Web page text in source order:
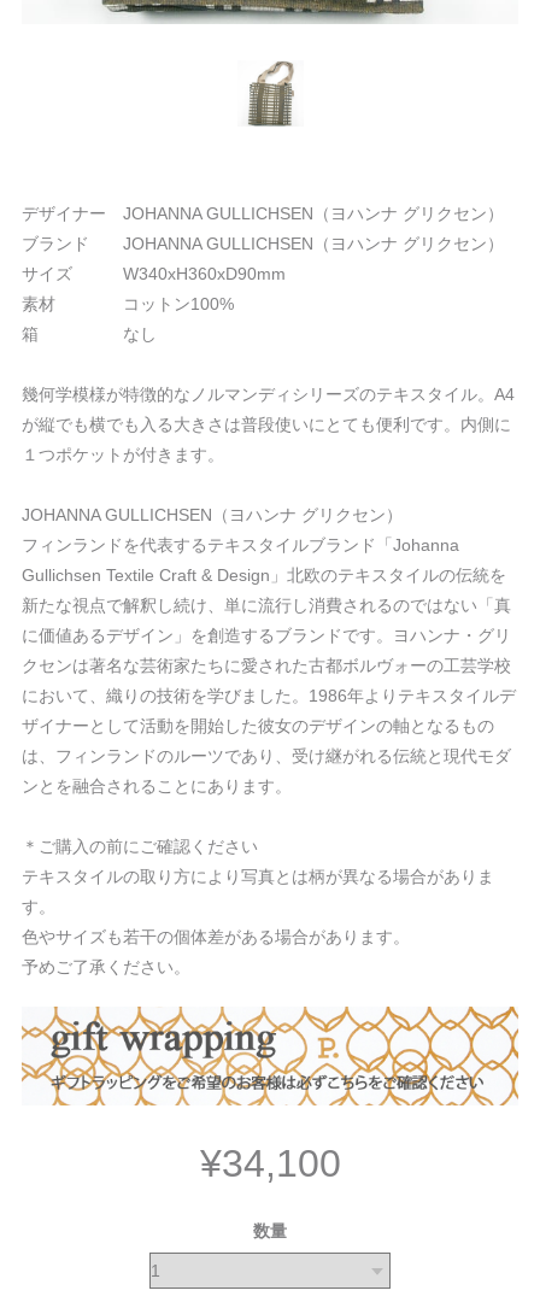
デザイナー JOHANNA GULLICHSEN（ヨハンナ グリクセン）
ブランド JOHANNA GULLICHSEN（ヨハンナ グリクセン）
サイズ W340xH360xD90mm
素材 コットン100%
箱 なし
幾何学模様が特徴的なノルマンディシリーズのテキスタイル。A4
が縦でも横でも入る大きさは普段使いにとても便利です。内側に
１つポケットが付きます。
JOHANNA GULLICHSEN（ヨハンナ グリクセン）
フィンランドを代表するテキスタイルブランド「Johanna
Gullichsen Textile Craft & Design」北欧のテキスタイルの伝統を
新たな視点で解釈し続け、単に流行し消費されるのではない「真
に価値あるデザイン」を創造するブランドです。ヨハンナ・グリ
クセンは著名な芸術家たちに愛された古都ボルヴォーの工芸学校
において、織りの技術を学びました。1986年よりテキスタイルデ
ザイナーとして活動を開始した彼女のデザインの軸となるもの
は、フィンランドのルーツであり、受け継がれる伝統と現代モダ
ンとを融合されることにあります。
＊ご購入の前にご確認ください
テキスタイルの取り方により写真とは柄が異なる場合がありま
す。
色やサイズも若干の個体差がある場合があります。
予めご了承ください。
¥34,100
数量